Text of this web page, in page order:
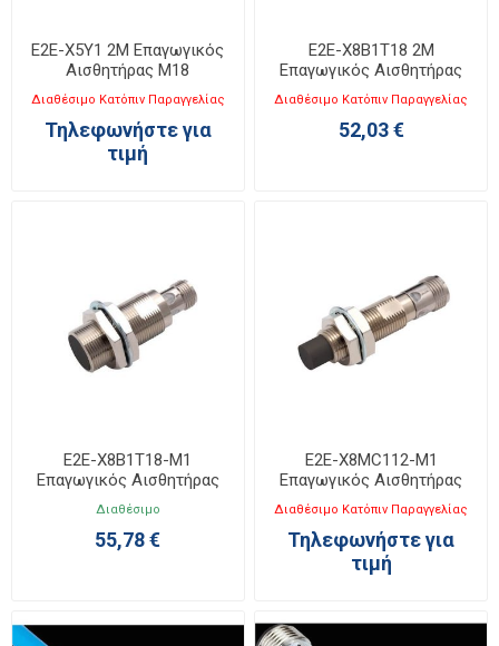
E2E-X5Y1 2M Επαγωγικός
Αισθητήρας M18
Διαθέσιμο Κατόπιν Παραγγελίας
Τηλεφωνήστε για
τιμή
E2E-X8B1T18 2M
Επαγωγικός Αισθητήρας
M18
Διαθέσιμο Κατόπιν Παραγγελίας
52,03 €
E2E-X8B1T18-M1
Επαγωγικός Αισθητήρας
M18
Διαθέσιμο
55,78 €
E2E-X8MC112-M1
Επαγωγικός Αισθητήρας
M12
Διαθέσιμο Κατόπιν Παραγγελίας
Τηλεφωνήστε για
τιμή